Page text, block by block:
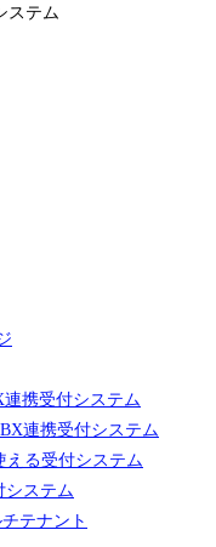
連携受付システム
連携受付システム
える受付システム
システム
テナント